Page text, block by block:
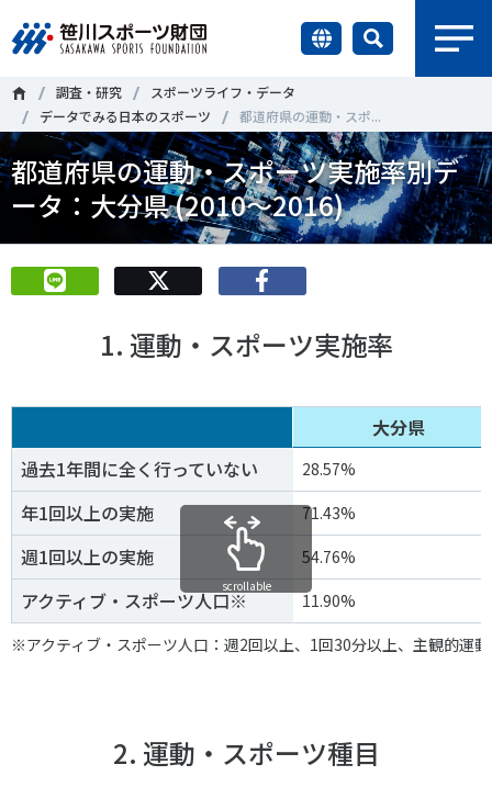
財団情報
研究員紹介
調査・研究
社会づくり
国際情報
知る学ぶ
ニュース
お問い合わせ・お申し込み
メールマガジン
「SSFニュース」
＃誰が子どものスポーツをささえるのか ＃部活動
＃アクティブなまちづくり ＃日本人の身体活動と健康寿命
＃障害者スポーツ ＃スポーツ基本計画
＃高齢者スポーツ ＃差別とダイバーシティ
スポーツライフ・データ
スポーツ白書
政策提言
子どものスポーツ
障害者スポーツ
スポーツボランティア
スポーツ政策・予算
調査・研究
スポーツライフ・データ
データでみる日本のスポーツ
都道府県の運動・スポ...
都道府県の運動・スポーツ実施率別デ
ータ：大分県 (2010～2016)
1. 運動・スポーツ実施率
大分県
過去1年間に全く行っていない
28.57%
年1回以上の実施 71.43%
週1回以上の実施 54.76%
アクティブ・スポーツ人口※
11.90%
※アクティブ・スポーツ人口：週2回以上、1回30分以上、主観的運
scrollable
2. 運動・スポーツ種目